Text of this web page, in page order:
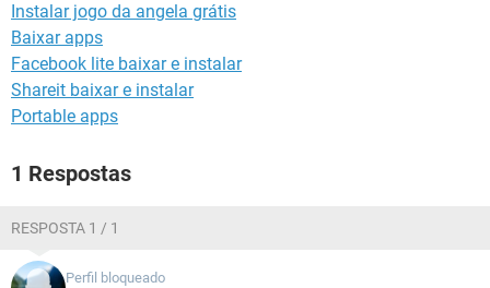
Instalar jogo da angela grátis
Baixar apps
Facebook lite baixar e instalar
Shareit baixar e instalar
Portable apps
1 Respostas
RESPOSTA 1 / 1
Perfil bloqueado